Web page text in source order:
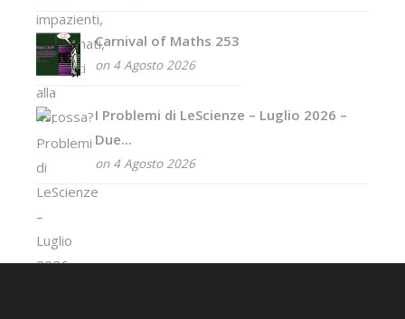
Carnival of Maths 253
on 4 Agosto 2026
I Problemi di LeScienze – Luglio 2026 –
Due...
on 4 Agosto 2026